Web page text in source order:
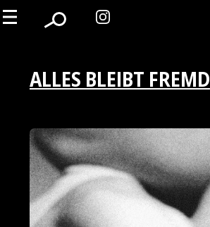
ALLES BLEIBT FREMD